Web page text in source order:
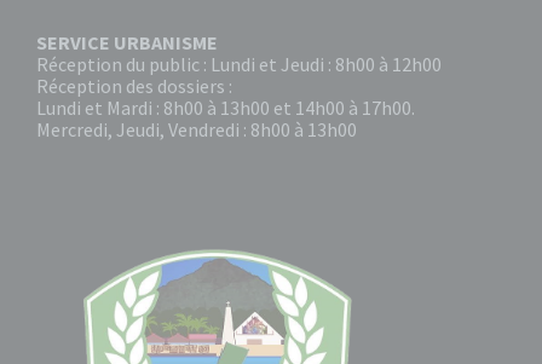
SERVICE URBANISME
Réception du public : Lundi et Jeudi : 8h00 à 12h00
Réception des dossiers :
Lundi et Mardi : 8h00 à 13h00 et 14h00 à 17h00.
Mercredi, Jeudi, Vendredi : 8h00 à 13h00